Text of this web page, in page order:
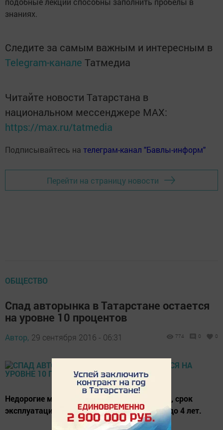
знаниях.
Следите за самым важным и интересным в
Telegram-канале Татмедиа
Читайте новости Татарстана в
национальном мессенджере MАХ:
https://max.ru/tatmedia
Подписывайтесь на телеграм-канал "Бавлы-информ"
Перейти на страницу новости
ОБЩЕСТВО
Спад авторынка в Татарстане остается
на уровне 10 процентов
Автор, 29 сентября 2016 - 06:31 774 0 0
Недорогие марки стали брать не так охотно, срок
эксплуатации автомобилей увеличился с 3 до 4 лет.